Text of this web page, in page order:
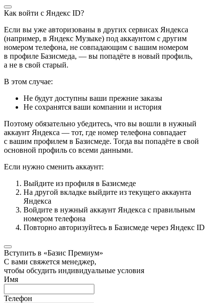
Как войти с Яндекс ID?
Если вы уже авторизованы в других сервисах Яндекса
(например, в Яндекс Музыке) под аккаунтом с другим
номером телефона, не совпадающим с вашим номером
в профиле Базисмеда, — вы попадёте в новый профиль,
а не в свой старый.
В этом случае:
Не будут доступны ваши прежние заказы
Не сохранятся ваши компании и история
Поэтому обязательно убедитесь, что вы вошли в нужный
аккаунт Яндекса — тот, где номер телефона совпадает
с вашим профилем в Базисмеде. Тогда вы попадёте в свой
основной профиль со всеми данными.
Если нужно сменить аккаунт:
Выйдите из профиля в Базисмеде
На другой вкладке выйдите из текущего аккаунта
Яндекса
Войдите в нужный аккаунт Яндекса с правильным
номером телефона
Повторно авторизуйтесь в Базисмеде через Яндекс ID
Вступить в «Базис Премиум»
С вами свяжется менеджер,
чтобы обсудить индивидуальные условия
Имя
Телефон